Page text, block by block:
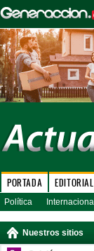
PORTADA EDITORIAL
Política
Nuestros sitios